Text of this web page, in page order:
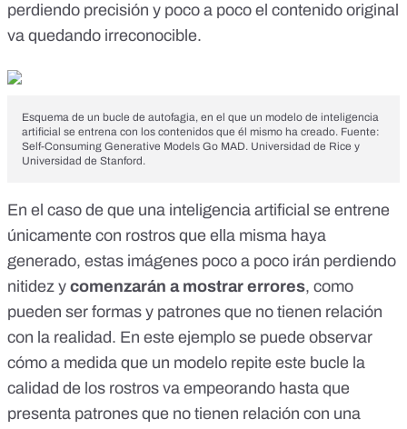
perdiendo precisión y poco a poco el contenido original
va quedando irreconocible.
Esquema de un bucle de autofagia, en el que un modelo de inteligencia
artificial se entrena con los contenidos que él mismo ha creado. Fuente:
Self-Consuming Generative Models Go MAD. Universidad de Rice y
Universidad de Stanford.
En el caso de que una inteligencia artificial se entrene
únicamente con rostros que ella misma haya
generado, estas imágenes poco a poco irán perdiendo
nitidez y comenzarán a mostrar errores, como
pueden ser formas y patrones que no tienen relación
con la realidad. En este ejemplo se puede observar
cómo a medida que un modelo repite este bucle la
calidad de los rostros va empeorando hasta que
presenta patrones que no tienen relación con una